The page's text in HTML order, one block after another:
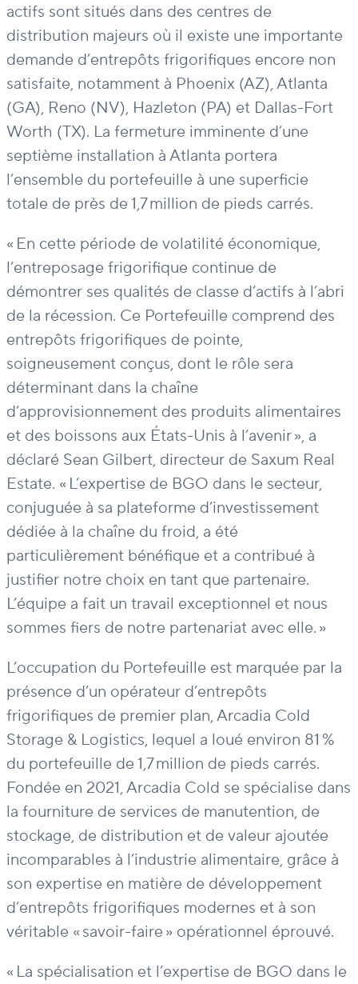
actifs sont situés dans des centres de
distribution majeurs où il existe une importante
demande d’entrepôts frigorifiques encore non
satisfaite, notamment à Phoenix (AZ), Atlanta
(GA), Reno (NV), Hazleton (PA) et Dallas-Fort
Worth (TX). La fermeture imminente d’une
septième installation à Atlanta portera
l’ensemble du portefeuille à une superficie
totale de près de 1,7 million de pieds carrés.
« En cette période de volatilité économique,
l’entreposage frigorifique continue de
démontrer ses qualités de classe d’actifs à l’abri
de la récession. Ce Portefeuille comprend des
entrepôts frigorifiques de pointe,
soigneusement conçus, dont le rôle sera
déterminant dans la chaîne
d’approvisionnement des produits alimentaires
et des boissons aux États-Unis à l’avenir », a
déclaré Sean Gilbert, directeur de Saxum Real
Estate. « L’expertise de BGO dans le secteur,
conjuguée à sa plateforme d’investissement
dédiée à la chaîne du froid, a été
particulièrement bénéfique et a contribué à
justifier notre choix en tant que partenaire.
L’équipe a fait un travail exceptionnel et nous
sommes fiers de notre partenariat avec elle. »
L’occupation du Portefeuille est marquée par la
présence d’un opérateur d’entrepôts
frigorifiques de premier plan, Arcadia Cold
Storage & Logistics, lequel a loué environ 81 %
du portefeuille de 1,7 million de pieds carrés.
Fondée en 2021, Arcadia Cold se spécialise dans
la fourniture de services de manutention, de
stockage, de distribution et de valeur ajoutée
incomparables à l’industrie alimentaire, grâce à
son expertise en matière de développement
d’entrepôts frigorifiques modernes et à son
véritable « savoir-faire » opérationnel éprouvé.
« La spécialisation et l’expertise de BGO dans le